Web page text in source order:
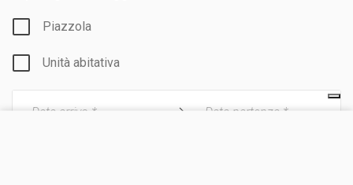
Piazzola
Unità abitativa
Data arrivo * Data partenza *